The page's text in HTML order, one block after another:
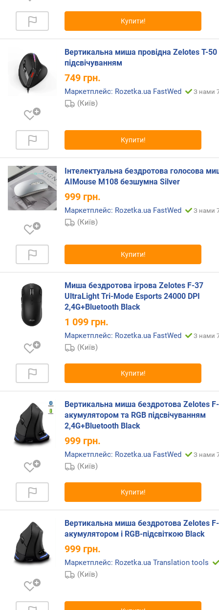
ю
п
о
о
з
и
ц
р
с
і
я
B
l
e
o
х
л
і
я
п
р
и
з
а
е
н
в
и
р
о
н
Купити!
Вертикальна миша провідна Zelotes T-50
підсвічуванням
749 грн.
Маркетплейс: Rozetka.ua FastWed З нами
(Київ)
Купити!
Інтелектуальна бездротова голосова
AIMouse M108 безшумна Silver
999 грн.
Маркетплейс: Rozetka.ua FastWed З нами
(Київ)
Купити!
Миша бездротова ігрова Zelotes F-37
UltraLight Tri-Mode Esports 24000 DPI
2,4G+Bluetooth Black
1 099 грн.
Маркетплейс: Rozetka.ua FastWed З нами
(Київ)
Купити!
Вертикальна миша бездротова Zelotes
акумулятором та RGB підсвічуванням
2,4G+Bluetooth Black
999 грн.
Маркетплейс: Rozetka.ua FastWed З нами
(Київ)
Купити!
Вертикальна миша бездротова Zelotes
акумулятором і RGB-підсвіткою Black
999 грн.
Маркетплейс: Rozetka.ua Translation tools
(Київ)